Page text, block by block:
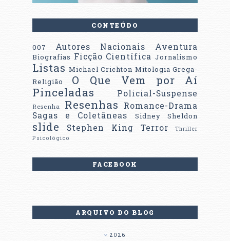
CONTEÚDO
007 Autores Nacionais Aventura
Biografias Ficção Científica Jornalismo
Listas Michael Crichton Mitologia Grega-
Religião
O Que Vem por Aí
Pinceladas
Policial-Suspense
Resenha Resenhas
Romance-Drama
Sagas e Coletâneas
Sidney Sheldon
slide Stephen King Terror
Thriller
Psicológico
FACEBOOK
ARQUIVO DO BLOG
2026